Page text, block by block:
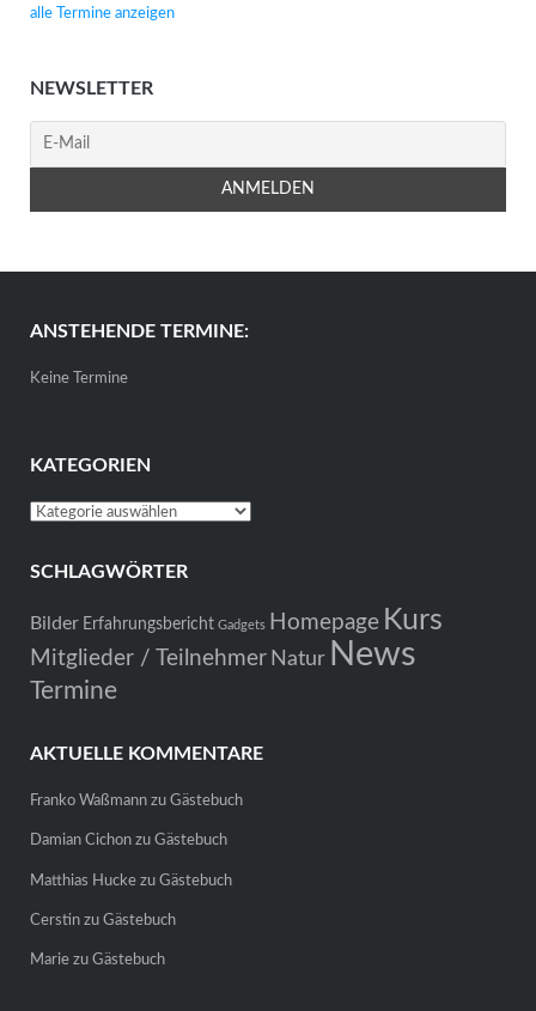
alle Termine anzeigen
NEWSLETTER
ANSTEHENDE TERMINE:
Keine Termine
KATEGORIEN
Kategorien
SCHLAGWÖRTER
Bilder Erfahrungsbericht Gadgets Homepage Kurs
Mitglieder / Teilnehmer Natur News
Termine
AKTUELLE KOMMENTARE
Franko Waßmannzu Gästebuch
Damian Cichonzu Gästebuch
Matthias Huckezu Gästebuch
Cerstinzu Gästebuch
Mariezu Gästebuch